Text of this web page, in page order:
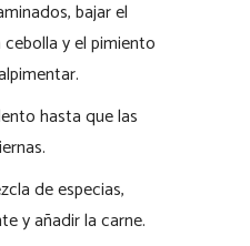
bajar el
y el pimiento
hasta que las
de especias,
y añadir la carne.